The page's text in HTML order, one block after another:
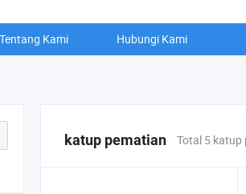
Tentang Kami Hubungi Kami
katup pematian Total 5 katup